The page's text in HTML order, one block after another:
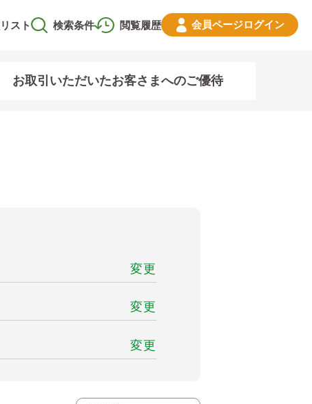
閲覧履歴
スト 検索条件 会員ページログイン
お取引いただいたお客さまへのご優待
変更
変更
変更